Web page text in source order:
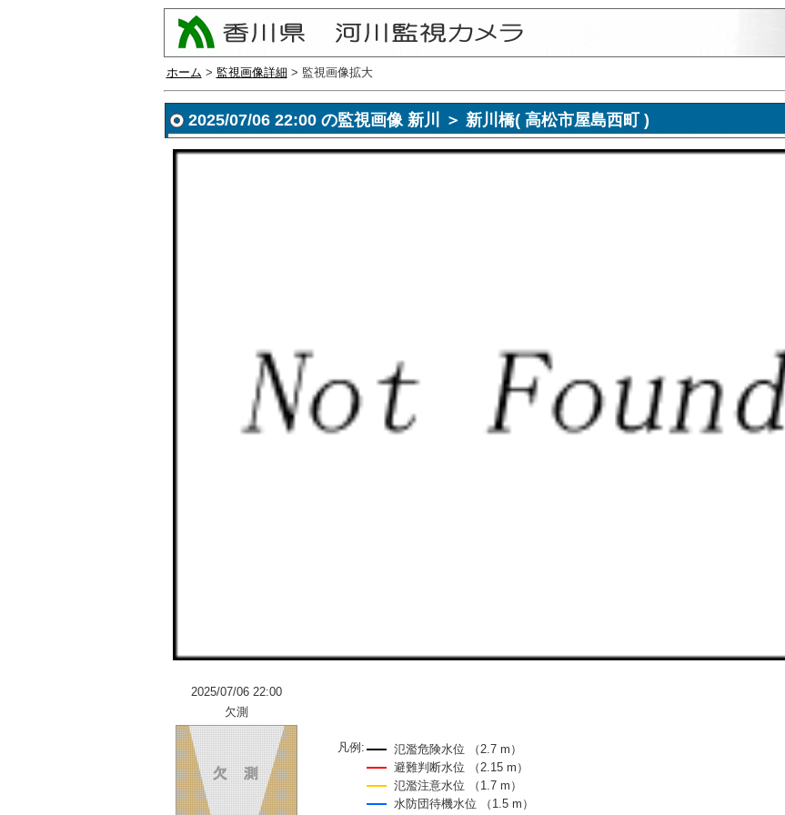
ホーム > 監視画像詳細 > 監視画像拡大
2025/07/06 22:00 の監視画像 新川 ＞ 新川橋( 高松市屋島西町 )
2025/07/06 22:00
欠測
凡例:
氾濫危険水位 （2.7 m）
避難判断水位 （2.15 m）
氾濫注意水位 （1.7 m）
水防団待機水位 （1.5 m）